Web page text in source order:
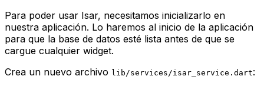
Para poder usar Isar, necesitamos inicializarlo en
nuestra aplicación. Lo haremos al inicio de la aplicación
para que la base de datos esté lista antes de que se
cargue cualquier widget.
Crea un nuevo archivo lib/services/isar_service.dart: